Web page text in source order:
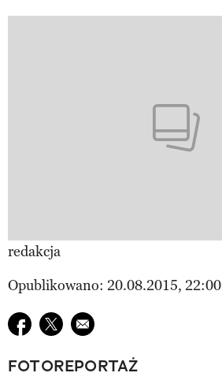
redakcja
Opublikowano: 20.08.2015, 22:00
Udostępnij na facebook
Udostępnij na twitter
E-mail do przyjaciela
FOTOREPORTAŻ